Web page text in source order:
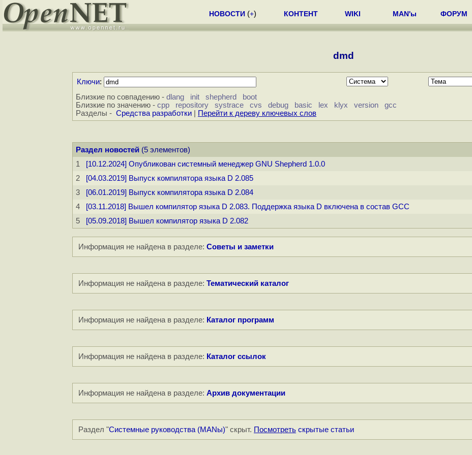
НОВОСТИ (+) КОНТЕНТ WIKI MAN'ы ФОРУМ
dmd
Ключи:
Близкие по совпадению - dlang init shepherd
boot
Близкие по значению - cpp repository systrace cvs debug basic lex klyx version
gcc
Разделы - Средства разработки Перейти к дереву ключевых слов
Раздел новостей (5 элементов)
1
[10.12.2024] Опубликован системный менеджер GNU Shepherd 1.0.0
2
[04.03.2019] Выпуск компилятора языка D 2.085
3
[06.01.2019] Выпуск компилятора языка D 2.084
4
[03.11.2018] Вышел компилятор языка D 2.083. Поддержка языка D включена в состав GCC
5
[05.09.2018] Вышел компилятор языка D 2.082
Информация не найдена в разделе: Советы и заметки
Информация не найдена в разделе: Тематический каталог
Информация не найдена в разделе: Каталог программ
Информация не найдена в разделе: Каталог ссылок
Информация не найдена в разделе: Архив документации
Раздел "Системные руководства (MANы)" скрыт. Посмотреть скрытые статьи